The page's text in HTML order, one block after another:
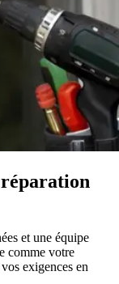
et une équipe
comme votre
exigences en